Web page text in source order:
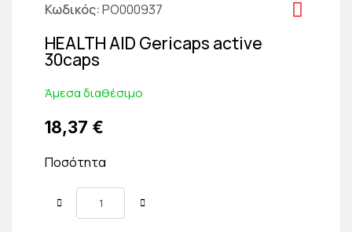
Κωδικός PO000937
HEALTH AID Gericaps active
30caps
Άμεσα διαθέσιμο
18,37 €
Ποσότητα